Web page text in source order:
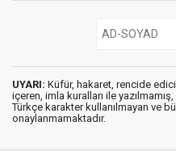
UYARI: Küfür, hakaret, rencide
içeren, imla kuralları ile yazılmamış,
Türkçe karakter kullanılmayan ve
onaylanmamaktadır.